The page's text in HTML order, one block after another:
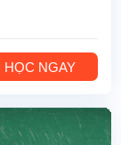
HỌC NGAY